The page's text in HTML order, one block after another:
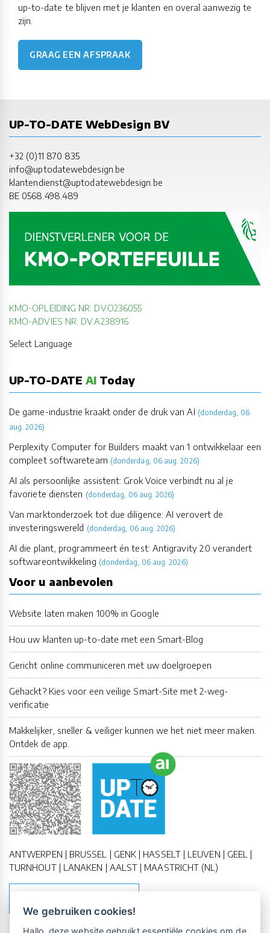
up-to-date te blijven met je klanten en overal aanwezig te
zijn.
GRAAG EEN AFSPRAAK
UP-TO-DATE WebDesign BV
+32 (0)11 870 835
info@uptodatewebdesign.be
klantendienst@uptodatewebdesign.be
BE 0568.498.489
KMO-OPLEIDING NR: DV.O236055
KMO-ADVIES NR: DV.A238916
Select Language
UP-TO-DATE AI Today
De game-industrie kraakt onder de druk van AI (donderdag, 06
aug. 2026)
Perplexity Computer for Builders maakt van 1 ontwikkelaar een
compleet softwareteam (donderdag, 06 aug. 2026)
AI als persoonlijke assistent: Grok Voice verbindt nu al je
favoriete diensten (donderdag, 06 aug. 2026)
Van marktonderzoek tot due diligence: AI verovert de
investeringswereld (donderdag, 06 aug. 2026)
AI die plant, programmeert én test: Antigravity 2.0 verandert
softwareontwikkeling (donderdag, 06 aug. 2026)
Voor u aanbevolen
Website laten maken 100% in Google
Hou uw klanten up-to-date met een Smart-Blog
Gericht online communiceren met uw doelgroepen
Gehackt? Kies voor een veilige Smart-Site met 2-weg-
verificatie
Makkelijker, sneller & veiliger kunnen we het niet meer maken.
Ontdek de app.
ANTWERPEN | BRUSSEL | GENK | HASSELT | LEUVEN | GEEL |
TURNHOUT | LANAKEN | AALST | MAASTRICHT (NL)
We gebruiken cookies!
Hallo, deze website gebruikt essentiële cookies om de